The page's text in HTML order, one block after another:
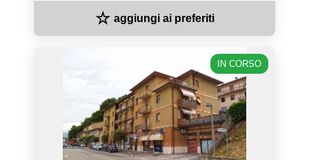
☆ aggiungi ai preferiti
IN CORSO